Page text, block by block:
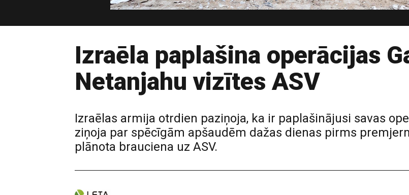
Izraēla paplašina operācijas
Netanjahu vizītes ASV
Izraēlas armija otrdien paziņoja, ka ir paplašinājusi savas
ziņoja par spēcīgām apšaudēm dažas dienas pirms
plānota brauciena uz ASV.